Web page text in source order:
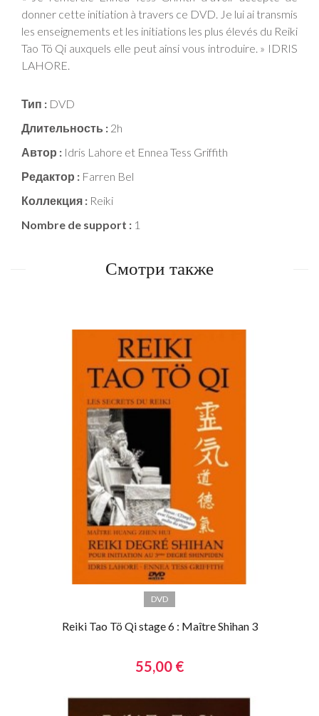
donner cette initiation à travers ce DVD. Je lui ai transmis
les enseignements et les initiations les plus élevés du Reiki
Tao Tö Qi auxquels elle peut ainsi vous introduire. » IDRIS
LAHORE.
Тип : DVD
Длительность : 2h
Автор : Idris Lahore et Ennea Tess Griffith
Редактор : Farren Bel
Коллекция : Reiki
Nombre de support : 1
Смотри также
DVD
Reiki Tao Tö Qi stage 6 : Maître Shihan 3
55,00 €